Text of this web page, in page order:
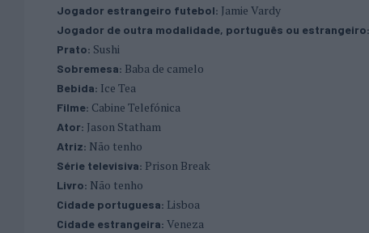
Jogador estrangeiro futebol: Jamie Vardy
Jogador de outra modalidade, português ou estrangeiro:
Prato: Sushi
Sobremesa: Baba de camelo
Bebida: Ice Tea
Filme: Cabine Telefónica
Ator: Jason Statham
Atriz: Não tenho
Série televisiva: Prison Break
Livro: Não tenho
Cidade portuguesa: Lisboa
Cidade estrangeira: Veneza